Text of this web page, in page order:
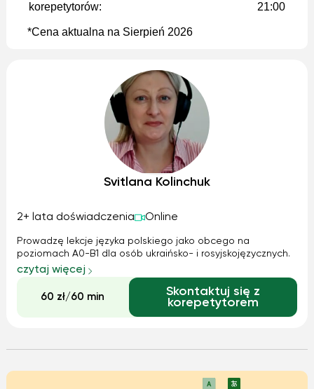
korepetytorów:
21:00
*Cena aktualna na Sierpień 2026
Svitlana Kolinchuk
2+ lata doświadczenia Online
Prowadzę lekcje języka polskiego jako obcego na
poziomach A0-B1 dla osób ukraińsko- i rosyjskojęzycznych.
czytaj więcej
60 zł/60 min
Skontaktuj się z
korepetytorem